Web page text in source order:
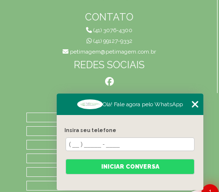
CONTATO
(41) 3076-4300
(41) 99127-9332
petimagem@petimagem.com.br
REDES SOCIAIS
MENU
HOME
QUEM SOMOS
ATIVIDADES
CONTATO
Olá! Fale agora pelo WhatsApp
Insira seu telefone
INICIAR CONVERSA